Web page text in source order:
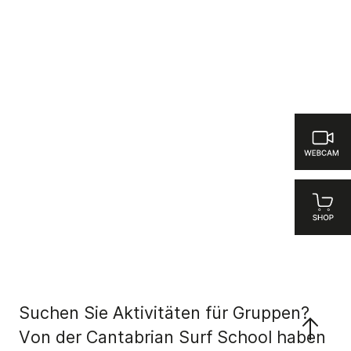
Suchen Sie Aktivitäten für Gruppen?
Von der Cantabrian Surf School haben